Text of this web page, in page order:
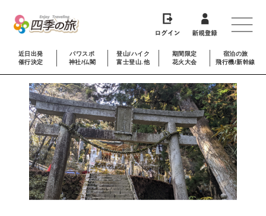
近日出発
催行決定
パワスポ
神社/仏閣
登山/ハイク
富士登山.他
期間限定
花火大会
宿泊の旅
飛行機/新幹線